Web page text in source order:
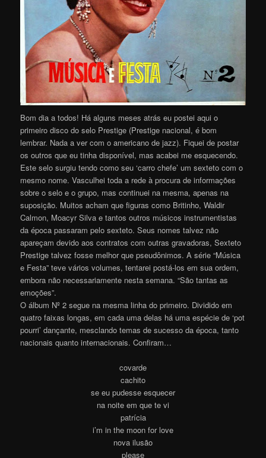
Bom dia a todos! Há alguns meses atrás eu postei aqui o
primeiro disco do selo Prestige (Prestige nacional, é bom
lembrar. Nada a ver com o americano de jazz). Fiquei de postar
os outros que eu tinha disponível, mas acabei me esquecendo.
Este selo surgiu tendo como seu ‘carro chefe’ um sexteto com o
mesmo nome. Vasculhei toda a rede à procura de informações
sobre o selo e o grupo, mas continuei na mesma, apenas na
suposição. Muitos acham que figuras como Britinho, Waldir
Calmon, Moacyr Silva e tantos outros músicos instrumentistas
da época passaram pelo sexteto. Seus nomes talvez não
apareçam devido aos contratos com outras gravadoras, Sexteto
Prestige talvez fosse melhor que pseudônimos. A série “Música
e Festa” teve vários volumes, tentarei postá-los em sua ordem,
embora não necessariamente nesta semana. “São tantas as
emoções”.
O álbum Nº 2 segue na mesma linha do primeiro. Dividido em
quatro faixas longas, em cada uma delas há uma espécie de ‘pot
pourri’ dançante, mesclando temas de sucesso da época, tanto
nacionais quanto internacionais. Confiram…
covarde
cachito
se eu pudesse esquecer
na noite em que te vi
patrícia
i’m in the moon for love
nova ilusão
please